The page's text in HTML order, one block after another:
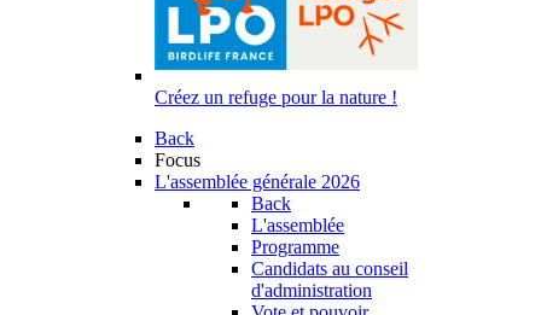
Créez un refuge pour la nature !
Back
Focus
L'assemblée générale 2026
Back
L'assemblée
Programme
Candidats au conseil
d'administration